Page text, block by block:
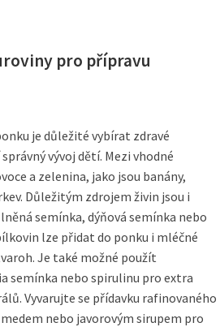
pro přípravu
je důležité vybírat zdravé
vývoj dětí. Mezi vhodné
a zelenina, jako jsou banány,
Důležitým zdrojem živin jsou i
semínka, dýňová semínka nebo
lze přidat do ponku i mléčné
Je také možné použít
semínka nebo spirulinu pro extra
Vyvarujte se přídavku rafinovaného
nebo javorovým sirupem pro